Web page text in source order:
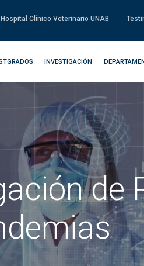
Hospital Clínico Veterinario UNAB
INVESTIGACIÓN
de